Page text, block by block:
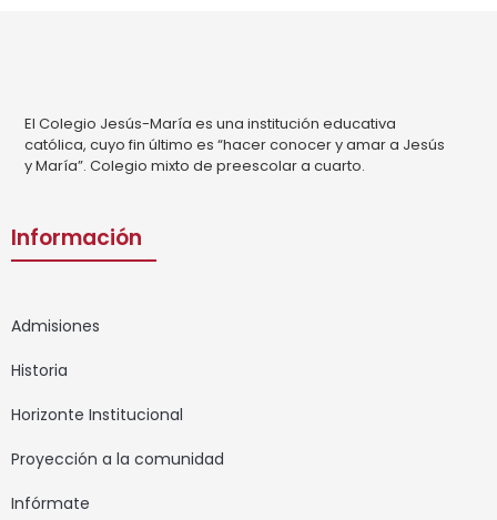
El Colegio Jesús-María es una institución educativa
católica, cuyo fin último es “hacer conocer y amar a Jesús
y María”. Colegio mixto de preescolar a cuarto.
Información
Admisiones
Historia
Horizonte Institucional
Proyección a la comunidad
Infórmate